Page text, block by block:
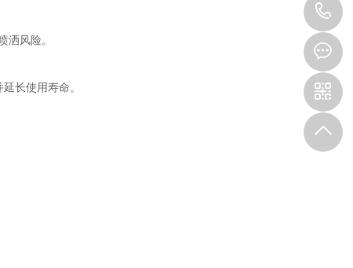
洒风险。
长使用寿命。